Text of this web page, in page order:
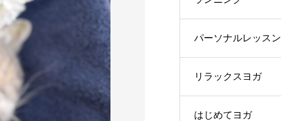
パーソナルレッスン
リラックスヨガ
はじめてヨガ